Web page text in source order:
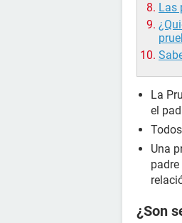
Las
La
el
Una
¿Son